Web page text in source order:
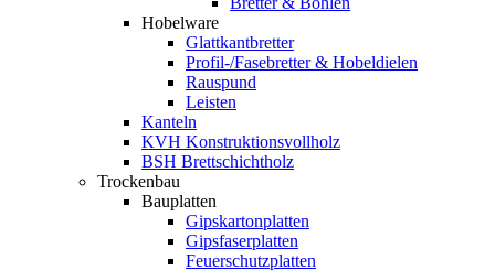
Hobelware
Glattkantbretter
Profil-/Fasebretter & Hobeldielen
Rauspund
Leisten
Kanteln
KVH Konstruktionsvollholz
BSH Brettschichtholz
Trockenbau
Bauplatten
Gipskartonplatten
Gipsfaserplatten
Feuerschutzplatten